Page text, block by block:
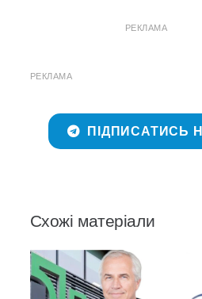
РЕКЛАМА
РЕКЛАМА
ПІДПИСАТИСЬ
Схожі матеріали